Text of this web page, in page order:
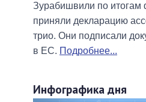
Зурабишвили по итогам
приняли декларацию
трио. Они подписали
в ЕС. Подробнее...
Инфографика дня